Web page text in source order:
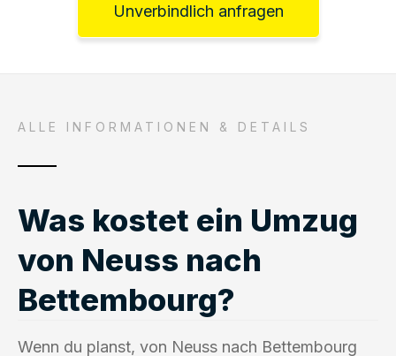
Unverbindlich anfragen
ALLE INFORMATIONEN & DETAILS
Was kostet ein Umzug
von Neuss nach
Bettembourg?
Wenn du planst, von Neuss nach Bettembourg